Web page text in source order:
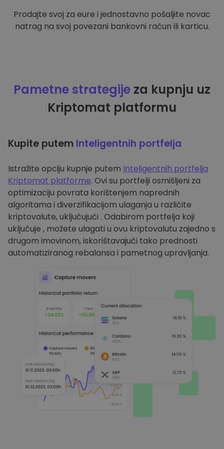
Prodajte svoj za eure i jednostavno pošaljite novac
natrag na svoj povezani bankovni račun ili karticu.
Pametne strategije za kupnju uz
Kriptomat platformu
Kupite putem Inteligentnih portfelja
Istražite opciju kupnje putem Inteligentnih portfelja
Kriptomat platforme. Ovi su portfelji osmišljeni za
optimizaciju povrata korištenjem naprednih
algoritama i diverzifikacijom ulaganja u različite
kriptovalute, uključujući . Odabirom portfelja koji
uključuje , možete ulagati u ovu kriptovalutu zajedno s
drugom imovinom, iskorištavajući tako prednosti
automatiziranog rebalansa i pametnog upravljanja.